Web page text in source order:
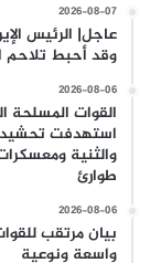
2026-08-07
عاجل| الرئيس
وقد أحبط تلاحم
2026-08-06
القوات المسلحة
استهدفت
والثنية
طوارئ
2026-08-06
بيان مرتقب
واسعة ونوعية